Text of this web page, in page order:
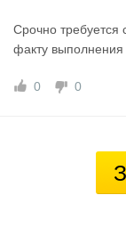
Срочно
факту выполнения
0 0